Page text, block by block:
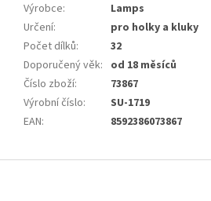
Výrobce:
Lamps
Určení:
pro holky a kluky
Počet dílků:
32
Doporučený věk: od 18 měsíců
Číslo zboží:
73867
Výrobní číslo:
SU-1719
EAN: 8592386073867